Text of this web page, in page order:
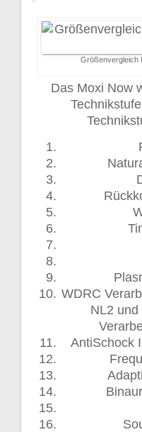
Größenvergleich
Das Moxi Now
WDRC
NL2
AntiSchock